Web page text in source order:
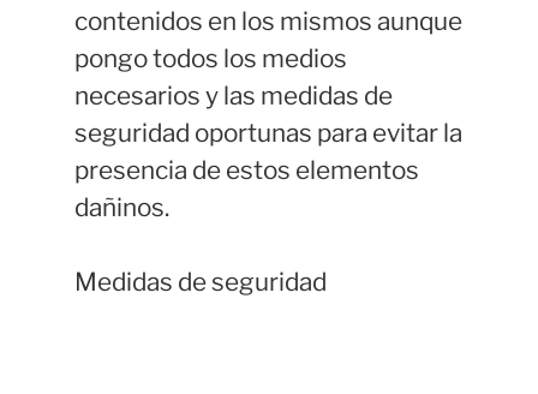
contenidos en los mismos aunque
pongo todos los medios
necesarios y las medidas de
seguridad oportunas para evitar la
presencia de estos elementos
dañinos.
Medidas de seguridad